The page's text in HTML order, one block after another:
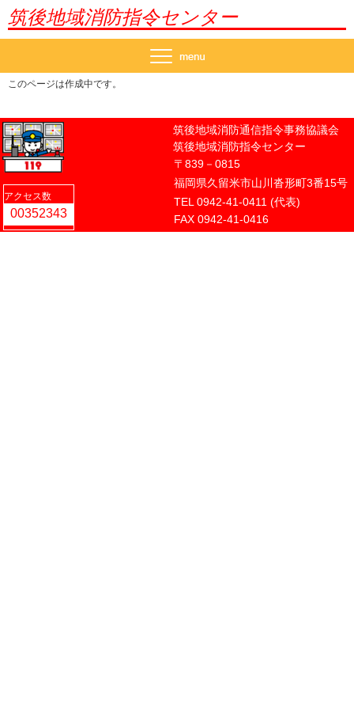
筑後地域消防指令センター
このページは作成中です。
筑後地域消防通信指令事務協議会
筑後地域消防指令センター
〒839－0815
福岡県久留米市山川沓形町3番15号
TEL 0942-41-0411 (代表)
FAX 0942-41-0416
アクセス数